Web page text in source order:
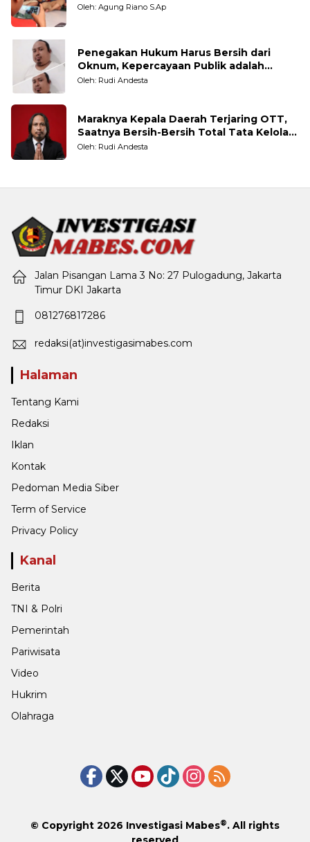
Oleh: Agung Riano S.Ap
Penegakan Hukum Harus Bersih dari
Oknum, Kepercayaan Publik adalah
Taruhannya
Oleh: Rudi Andesta
Maraknya Kepala Daerah Terjaring OTT,
Saatnya Bersih-Bersih Total Tata Kelola
Pemerintahan
Oleh: Rudi Andesta
Jalan Pisangan Lama 3 No: 27 Pulogadung, Jakarta
Timur DKI Jakarta
081276817286
redaksi(at)investigasimabes.com
Halaman
Tentang Kami
Redaksi
Iklan
Kontak
Pedoman Media Siber
Term of Service
Privacy Policy
Kanal
Berita
TNI & Polri
Pemerintah
Pariwisata
Video
Hukrim
Olahraga
© Copyright 2026 Investigasi Mabes®. All rights